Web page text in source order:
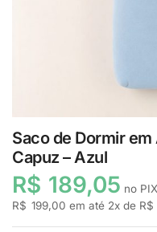
Saco de Dormir
Capuz – Azul
R$ 189,05 no PIX
R$ 199,00 em até 2x de R$